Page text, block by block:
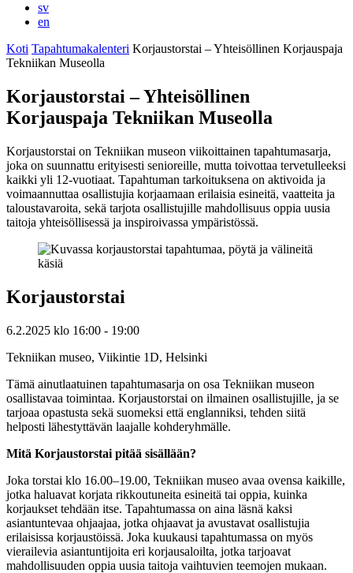
sv
en
Koti Tapahtumakalenteri Korjaustorstai – Yhteisöllinen Korjauspaja
Tekniikan Museolla
Korjaustorstai – Yhteisöllinen
Korjauspaja Tekniikan Museolla
Korjaustorstai on Tekniikan museon viikoittainen tapahtumasarja,
joka on suunnattu erityisesti senioreille, mutta toivottaa tervetulleeksi
kaikki yli 12-vuotiaat. Tapahtuman tarkoituksena on aktivoida ja
voimaannuttaa osallistujia korjaamaan erilaisia esineitä, vaatteita ja
taloustavaroita, sekä tarjota osallistujille mahdollisuus oppia uusia
taitoja yhteisöllisessä ja inspiroivassa ympäristössä.
Korjaustorstai
6.2.2025 klo 16:00 - 19:00
Tekniikan museo, Viikintie 1D, Helsinki
Tämä ainutlaatuinen tapahtumasarja on osa Tekniikan museon
osallistavaa toimintaa. Korjaustorstai on ilmainen osallistujille, ja se
tarjoaa opastusta sekä suomeksi että englanniksi, tehden siitä
helposti lähestyttävän laajalle kohderyhmälle.
Mitä Korjaustorstai pitää sisällään?
Joka torstai klo 16.00–19.00, Tekniikan museo avaa ovensa kaikille,
jotka haluavat korjata rikkoutuneita esineitä tai oppia, kuinka
korjaukset tehdään itse. Tapahtumassa on aina läsnä kaksi
asiantuntevaa ohjaajaa, jotka ohjaavat ja avustavat osallistujia
erilaisissa korjaustöissä. Joka kuukausi tapahtumassa on myös
vierailevia asiantuntijoita eri korjausaloilta, jotka tarjoavat
mahdollisuuden oppia uusia taitoja vaihtuvien teemojen mukaan.